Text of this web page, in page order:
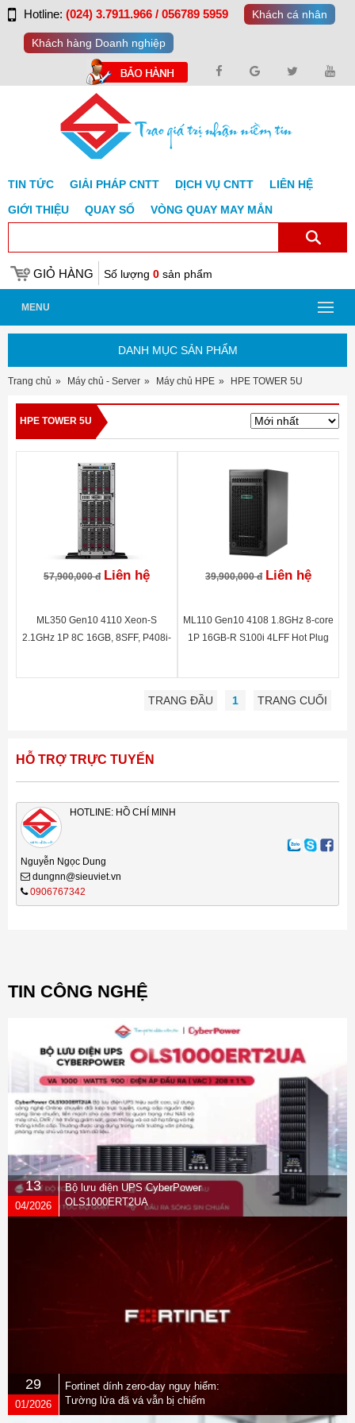
Hotline: (024) 3.7911.966 / 056789 5959 Khách cá nhân
Khách hàng Doanh nghiệp
TIN TỨC GIẢI PHÁP CNTT DỊCH VỤ CNTT
LIÊN HỆ
GIỚI THIỆU
QUAY SỐ VÒNG QUAY MAY MẮN
GIỎ HÀNG Số lượng 0 sản phẩm
MENU
DANH MỤC SẢN PHẨM
Trang chủ Máy chủ - Server Máy chủ HPE HPE TOWER 5U
HPE TOWER 5U
57,900,000 đ Liên hệ
ML350 Gen10 4110 Xeon-S
2.1GHz 1P 8C 16GB, 8SFF, P408i-
39,900,000 đ Liên hệ
ML110 Gen10 4108 1.8GHz 8-core
1P 16GB-R S100i 4LFF Hot Plug
TRANG ĐẦU 1 TRANG CUỐI
HỖ TRỢ TRỰC TUYẾN
HOTLINE: HỒ CHÍ MINH
Nguyễn Ngọc Dung
dungnn@sieuviet.vn
0906767342
TIN CÔNG NGHỆ
13
04/2026
Bộ lưu điện UPS CyberPower
OLS1000ERT2UA
29
01/2026
Fortinet dính zero-day nguy hiểm:
Tường lửa đã vá vẫn bị chiếm
quyền